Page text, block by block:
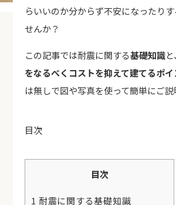
らいいのか分からず不安になったり
せんか？
この記事では耐震に関する基礎知識
をなるべくコストを抑えて建てるポイ
は無しで図や写真を使って簡単にご説
目次
目次
1 耐震に関する基礎知識